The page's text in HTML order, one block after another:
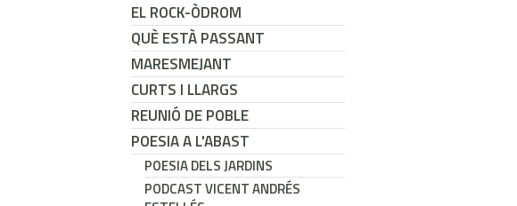
EL ROCK-ÒDROM
QUÈ ESTÀ PASSANT
MARESMEJANT
CURTS I LLARGS
REUNIÓ DE POBLE
POESIA A L'ABAST
POESIA DELS JARDINS
PODCAST VICENT ANDRÉS